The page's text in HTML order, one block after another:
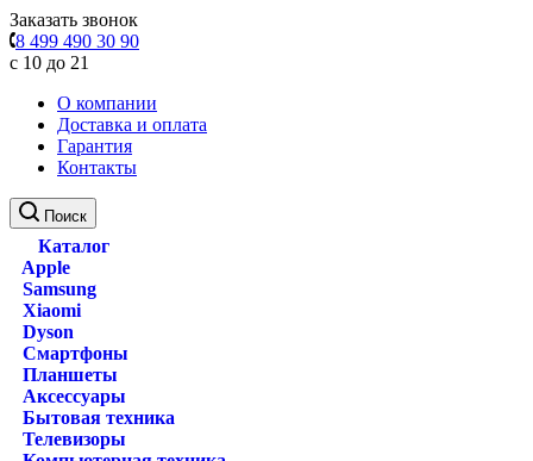
Заказать звонок
8 499 490 30 90
с 10 до 21
О компании
Доставка и оплата
Гарантия
Контакты
Поиск
Каталог
Apple
Samsung
Xiaomi
Dyson
Смартфоны
Планшеты
Аксессуары
Бытовая техника
Телевизоры